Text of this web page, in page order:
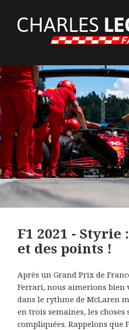
F1 2021 - Styrie
et des points !
Après un Grand Prix de
Ferrari, nous aimerions bien
dans le rythme de McLaren
en trois semaines, les choses
compliquées. Rappelons que